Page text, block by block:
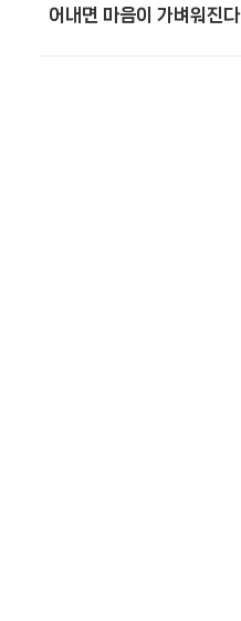
어내면 마음이 가벼워진다